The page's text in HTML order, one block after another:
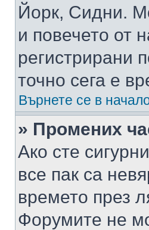
Йорк, Сидни.
и повечето от
регистрирани
точно сега е
Върнете се в
» Промених
Ако сте
все пак са
времето през
Форумите не